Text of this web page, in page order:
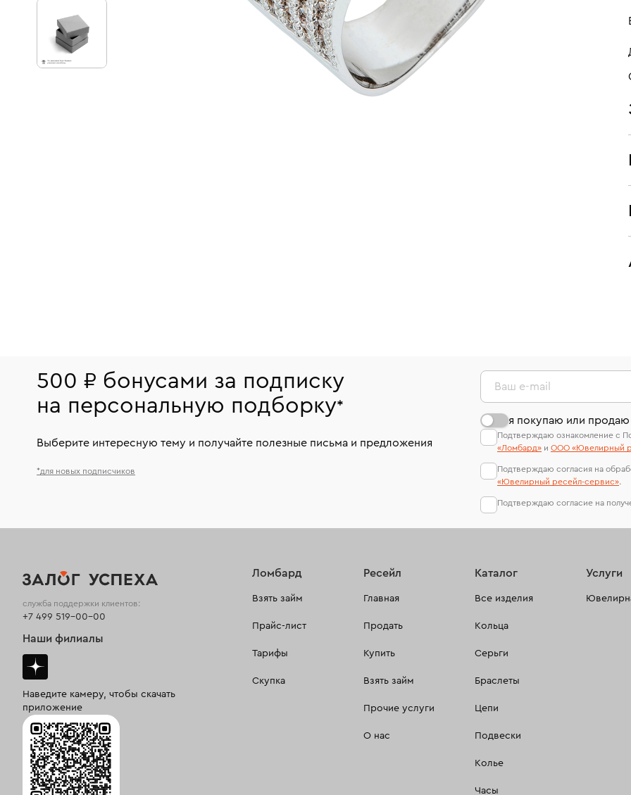
500 ₽ бонусами за подписку
на персональную подборку*
Выберите интересную тему и получайте полезные письма и предложения
*для новых подписчиков
Ваш e-mail
я покупаю или
Подтверждаю ознакомление с
«Ломбард» и ООО «Ювелирный
Подтверждаю согласия на
«Ювелирный ресейл-сервиc».
Подтверждаю согласие на
Ломбард
Взять займ
Прайс-лист
Тарифы
Скупка
Ресейл
Главная
Продать
Купить
Взять займ
Прочие услуги
О нас
Каталог
Все изделия
Кольца
Серьги
Браслеты
Цепи
Подвески
Колье
Часы
Услуги
служба поддержки клиентов:
+7 499 519-00-00
Наши филиалы
Наведите камеру, чтобы скачать
приложение